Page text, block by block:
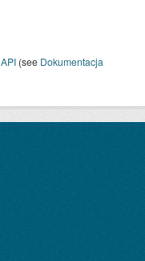
API (see Dokumentacja